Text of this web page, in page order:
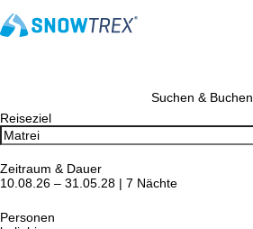
Suchen & Buchen
Reiseziel
Zeitraum & Dauer
10.08.26 – 31.05.28 | 7 Nächte
Personen